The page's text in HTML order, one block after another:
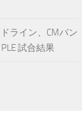
ライン、CMパン
試合結果